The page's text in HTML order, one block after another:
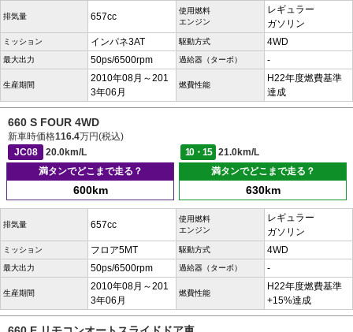
排気量 657cc
使用燃料
エンジン
レギュラー
ガソリン
ミッション インパネ3AT 駆動方式 4WD
最大出力 50ps/6500rpm 過給器（ターボ） -
生産期間
2010年08月～201
3年06月
燃費性能
H22年度燃費基準
達成
660 S FOUR 4WD
新車時価格116.4万円(税込)
JC08
20.0km/L 10・15
21.0km/L
満タンでどこまで走る？
600km
満タンでどこまで走る？
630km
排気量 657cc
使用燃料
エンジン
レギュラー
ガソリン
ミッション フロア5MT 駆動方式 4WD
最大出力 50ps/6500rpm 過給器（ターボ） -
生産期間
2010年08月～201
3年06月
燃費性能
H22年度燃費基準
+15%達成